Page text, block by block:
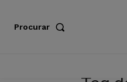
Procurar